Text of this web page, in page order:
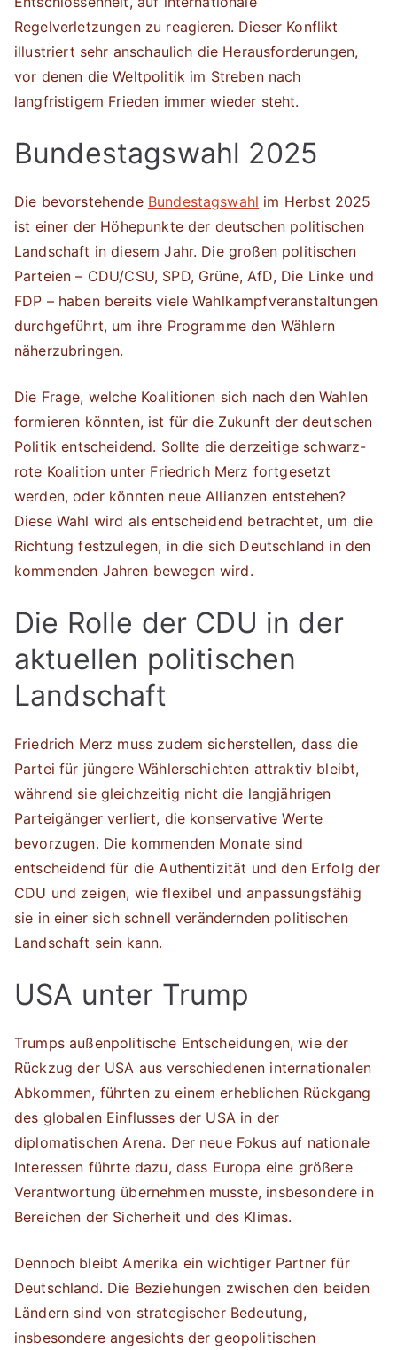
Regelverletzungen zu reagieren. Dieser Konflikt
illustriert sehr anschaulich die Herausforderungen,
vor denen die Weltpolitik im Streben nach
langfristigem Frieden immer wieder steht.
Bundestagswahl 2025
Die bevorstehende Bundestagswahl im Herbst 2025
ist einer der Höhepunkte der deutschen politischen
Landschaft in diesem Jahr. Die großen politischen
Parteien – CDU/CSU, SPD, Grüne, AfD, Die Linke und
FDP – haben bereits viele Wahlkampfveranstaltungen
durchgeführt, um ihre Programme den Wählern
näherzubringen.
Die Frage, welche Koalitionen sich nach den Wahlen
formieren könnten, ist für die Zukunft der deutschen
Politik entscheidend. Sollte die derzeitige schwarz-
rote Koalition unter Friedrich Merz fortgesetzt
werden, oder könnten neue Allianzen entstehen?
Diese Wahl wird als entscheidend betrachtet, um die
Richtung festzulegen, in die sich Deutschland in den
kommenden Jahren bewegen wird.
Die Rolle der CDU in der
aktuellen politischen
Landschaft
Friedrich Merz muss zudem sicherstellen, dass die
Partei für jüngere Wählerschichten attraktiv bleibt,
während sie gleichzeitig nicht die langjährigen
Parteigänger verliert, die konservative Werte
bevorzugen. Die kommenden Monate sind
entscheidend für die Authentizität und den Erfolg der
CDU und zeigen, wie flexibel und anpassungsfähig
sie in einer sich schnell verändernden politischen
Landschaft sein kann.
USA unter Trump
Trumps außenpolitische Entscheidungen, wie der
Rückzug der USA aus verschiedenen internationalen
Abkommen, führten zu einem erheblichen Rückgang
des globalen Einflusses der USA in der
diplomatischen Arena. Der neue Fokus auf nationale
Interessen führte dazu, dass Europa eine größere
Verantwortung übernehmen musste, insbesondere in
Bereichen der Sicherheit und des Klimas.
Dennoch bleibt Amerika ein wichtiger Partner für
Deutschland. Die Beziehungen zwischen den beiden
Ländern sind von strategischer Bedeutung,
insbesondere angesichts der geopolitischen